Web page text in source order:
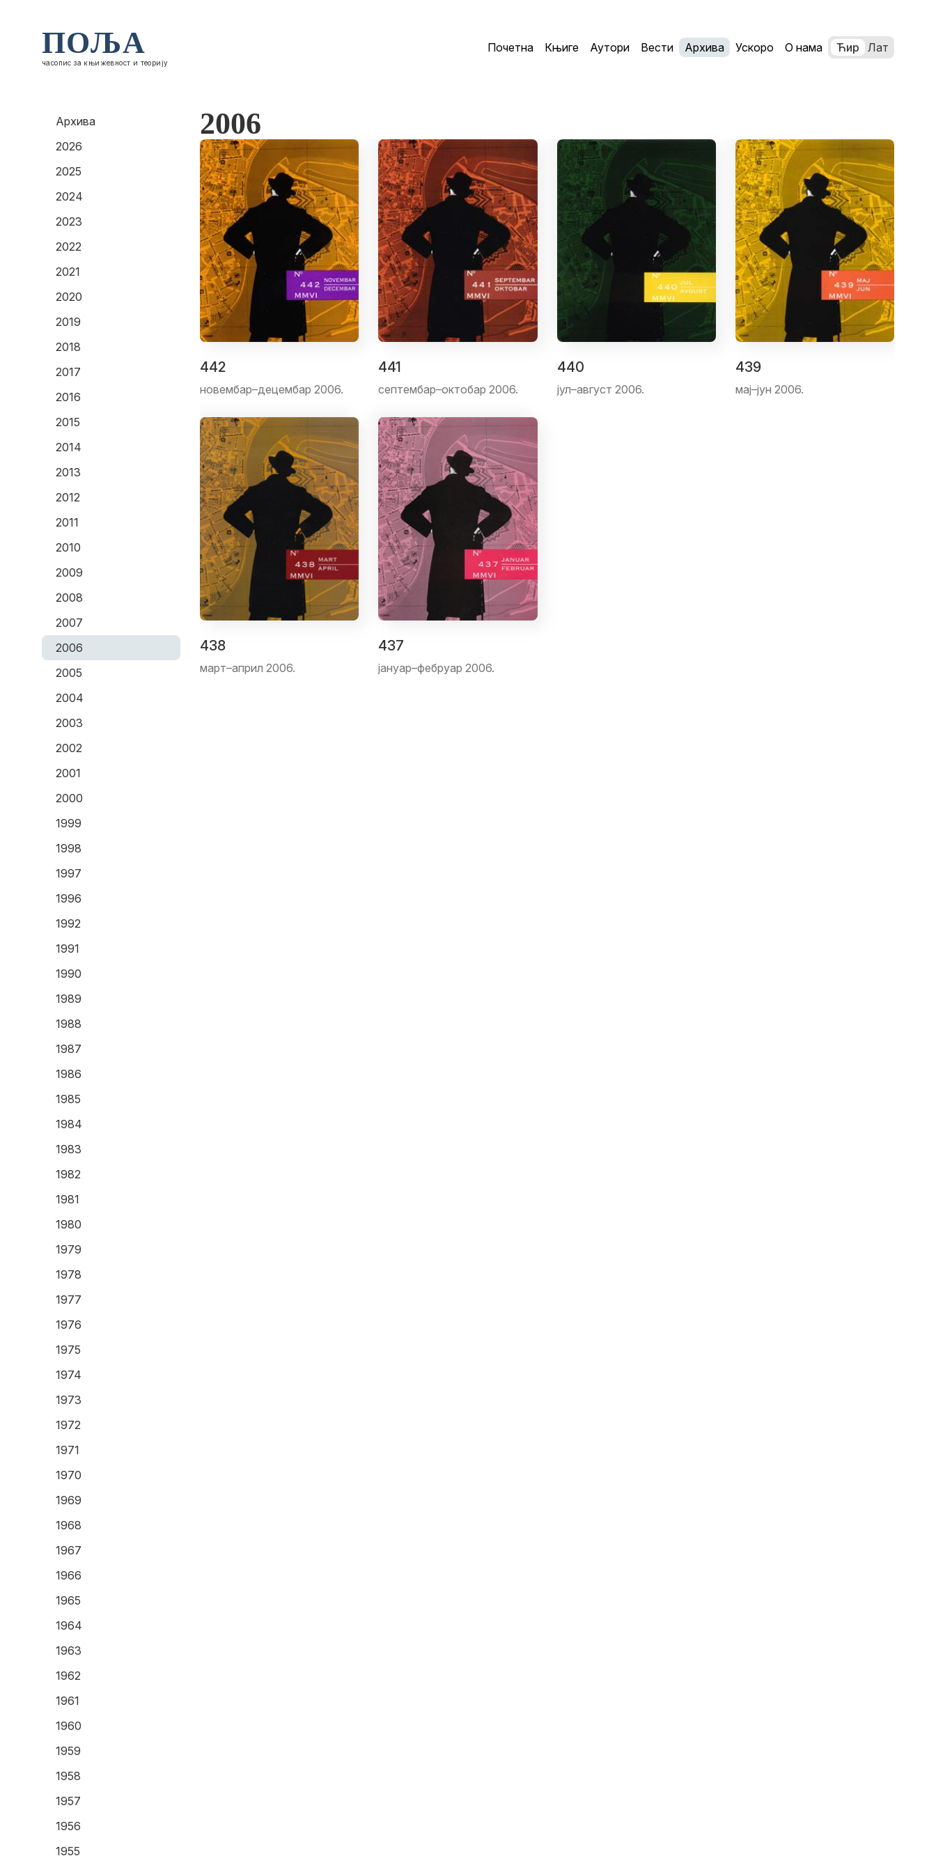
ПОЉА
часопис за књижевност и теорију
Почетна Књиге Аутори Вести Архива Ускоро О нама Ћир Лат
Архива
2026
2025
2024
2023
2022
2021
2020
2019
2018
2017
2016
2015
2014
2013
2012
2011
2010
2009
2008
2007
2006
2005
2004
2003
2002
2001
2000
1999
1998
1997
1996
1992
1991
1990
1989
1988
1987
1986
1985
1984
1983
1982
1981
1980
1979
1978
1977
1976
1975
1974
1973
1972
1971
1970
1969
1968
1967
1966
1965
1964
1963
1962
1961
1960
1959
1958
1957
1956
1955
2006
442
новембар–децембар 2006.
441
септембар–октобар 2006.
440
јул–август 2006.
439
мај–јун 2006.
438
март–април 2006.
437
јануар–фебруар 2006.